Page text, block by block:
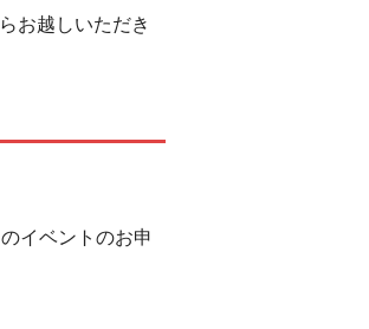
お越しいただき
イベントのお申